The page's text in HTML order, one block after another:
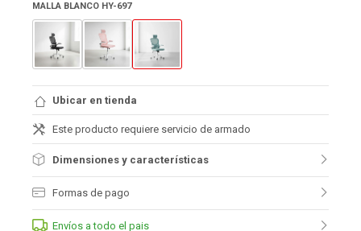
MALLA BLANCO HY-697
Ubicar en tienda
Este producto requiere servicio de armado
Dimensiones y características
Formas de pago
Envíos a todo el pais